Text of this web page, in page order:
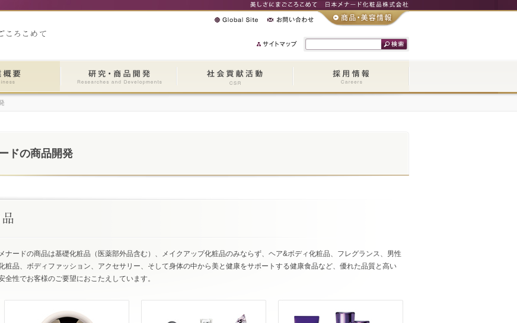
ドの商品開発
メナードの商品は基礎化粧品（医薬部外品含む）、メイクアップ化粧品のみならず、ヘア&ボディ化粧品、フレグランス、男性
粧品、ボディファッション、アクセサリー、そして身体の中から美と健康をサポートする健康食品など、優れた品質と高い
全性でお客様のご要望におこたえしています。